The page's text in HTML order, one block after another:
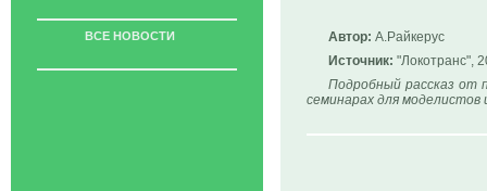
ВСЕ НОВОСТИ Автор: А.Райкерус
Источник: "Локотранс",
Подробный рассказ от
семинарах для моделистов